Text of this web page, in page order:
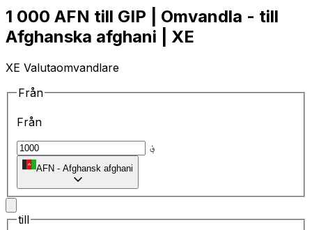
1 000 AFN till GIP | Omvandla - till
Afghanska afghani | XE
XE Valutaomvandlare
Från
Från
؋
AFN - Afghansk afghani
till